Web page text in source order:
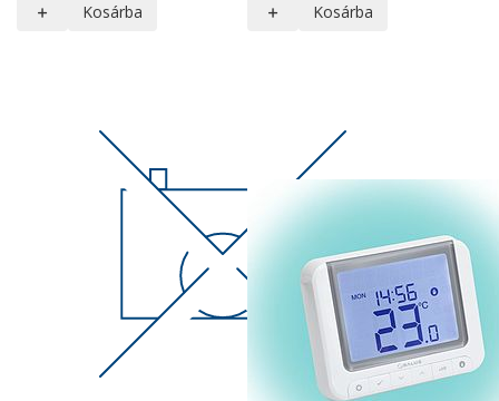
Kosárba Kosárba